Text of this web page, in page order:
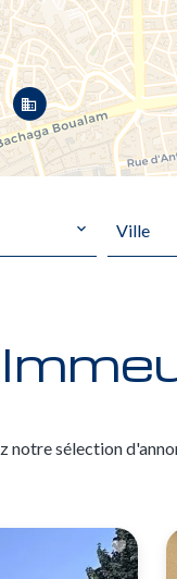
Ville
notre sélection